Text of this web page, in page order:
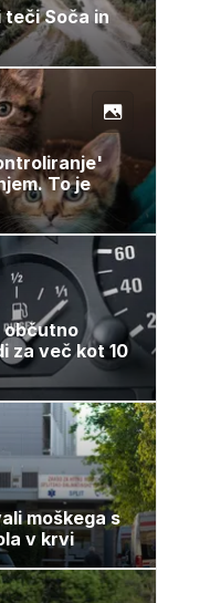
teči Soča in
To je
občutno
za več kot 10
moškega s
v krvi